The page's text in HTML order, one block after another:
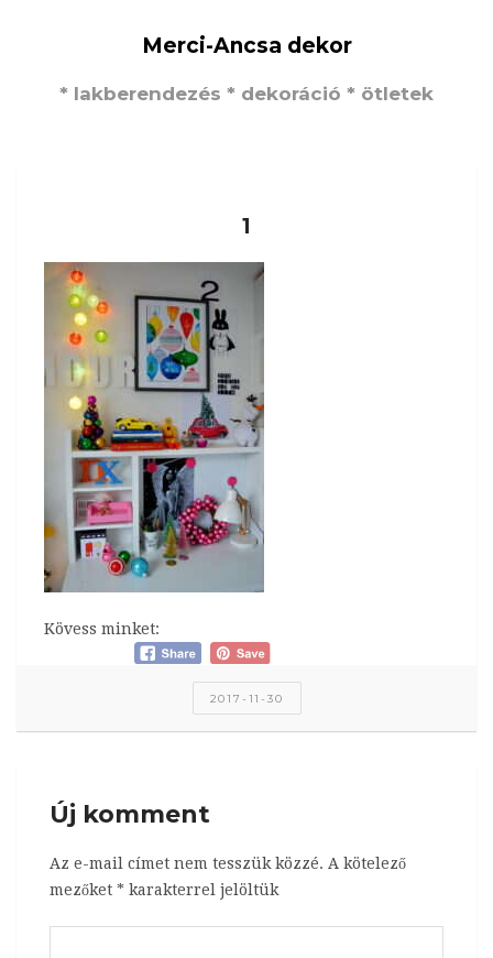
Merci-Ancsa dekor
* lakberendezés * dekoráció * ötletek
1
Kövess minket:
2017-11-30
Új komment
Az e-mail címet nem tesszük közzé. A kötelező
mezőket * karakterrel jelöltük